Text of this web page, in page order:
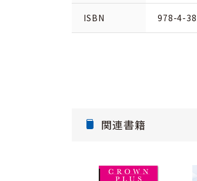
ISBN 978-4-
関連書籍